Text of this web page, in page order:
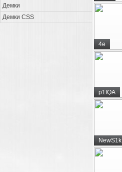
Демки
Демки CSS
4e
p1fQA
NewS1k